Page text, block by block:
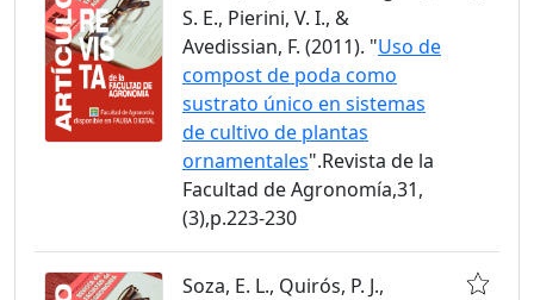
S. E., Pierini, V. I., &
Avedissian, F. (2011). "Uso de
compost de poda como
sustrato único en sistemas
de cultivo de plantas
ornamentales".Revista de la
Facultad de Agronomía,31,
(3),p.223-230
Soza, E. L., Quirós, P. J.,